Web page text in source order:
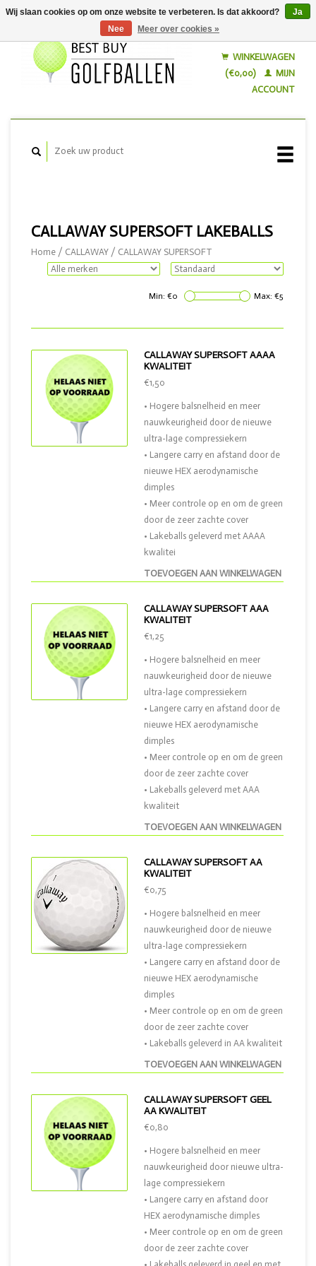
WINKELWAGEN
(€0,00)
MIJN
ACCOUNT
CALLAWAY SUPERSOFT LAKEBALLS
Home / CALLAWAY / CALLAWAY SUPERSOFT
Min: €0 Max: €5
CALLAWAY SUPERSOFT AAAA
KWALITEIT
TOEVOEGEN AAN WINKELWAGEN
€1,50
• Hogere balsnelheid en meer
nauwkeurigheid door de nieuwe
ultra-lage compressiekern
• Langere carry en afstand door de
nieuwe HEX aerodynamische
dimples
• Meer controle op en om de green
door de zeer zachte cover
• Lakeballs geleverd met AAAA
kwalitei
CALLAWAY SUPERSOFT AAA
KWALITEIT
TOEVOEGEN AAN WINKELWAGEN
€1,25
• Hogere balsnelheid en meer
nauwkeurigheid door de nieuwe
ultra-lage compressiekern
• Langere carry en afstand door de
nieuwe HEX aerodynamische
dimples
• Meer controle op en om de green
door de zeer zachte cover
• Lakeballs geleverd met AAA
kwaliteit
CALLAWAY SUPERSOFT AA
KWALITEIT
TOEVOEGEN AAN WINKELWAGEN
€0,75
• Hogere balsnelheid en meer
nauwkeurigheid door de nieuwe
ultra-lage compressiekern
• Langere carry en afstand door de
nieuwe HEX aerodynamische
dimples
• Meer controle op en om de green
door de zeer zachte cover
• Lakeballs geleverd in AA kwaliteit
CALLAWAY SUPERSOFT GEEL
AA KWALITEIT
€0,80
• Hogere balsnelheid en meer
nauwkeurigheid door nieuwe ultra-
lage compressiekern
• Langere carry en afstand door
HEX aerodynamische dimples
• Meer controle op en om de green
door de zeer zachte cover
Wij slaan cookies op om onze website te verbeteren. Is dat akkoord?
Ja
Nee
Meer over cookies »